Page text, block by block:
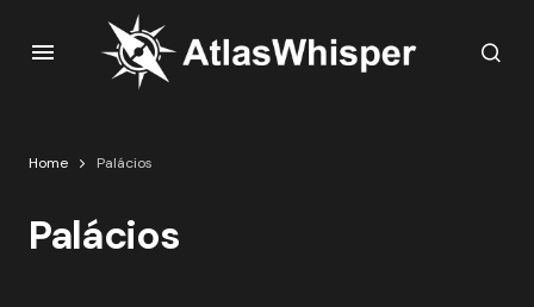
Home Palácios
Palácios